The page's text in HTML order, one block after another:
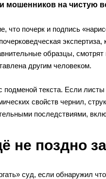
мошенников на чистую
что почерк и подпись
образцы,
другим человеком.
текста. Если
свойств чернил,
последствиями,
не поздно
суд, если обнаружил